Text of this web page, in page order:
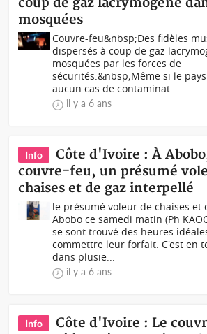
mosquées
Couvre-feu&nbsp;Des fidèles
dispersés à coup de gaz
mosquées par les forces de
sécurités.&nbsp;Même si le pays
aucun cas de contaminat...
il y a 6 ans
Info
Côte d'Ivoire : À
couvre-feu, un présumé
chaises et de gaz interpellé
le présumé voleur de chaises et
Abobo ce samedi matin (Ph
se sont trouvé des heures
commettre leur forfait. C'est en
dans plusie...
il y a 6 ans
Info
Côte d'Ivoire : Le